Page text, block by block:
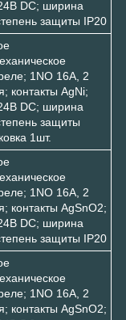
DC; ширина
защиты IP20
1NO 16А, 2
контакты AgNi;
DC; ширина
защиты
1шт.
1NO 16А, 2
контакты AgSnO2;
DC; ширина
защиты IP20
1NO 16А, 2
контакты AgSnO2;